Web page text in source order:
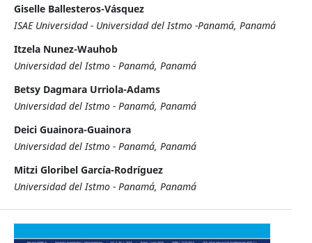
Giselle Ballesteros-Vásquez
ISAE Universidad - Universidad del Istmo -Panamá, Panamá
Itzela Nunez-Wauhob
Universidad del Istmo - Panamá, Panamá
Betsy Dagmara Urriola-Adams
Universidad del Istmo - Panamá, Panamá
Deici Guainora-Guainora
Universidad del Istmo - Panamá, Panamá
Mitzi Gloribel García-Rodríguez
Universidad del Istmo - Panamá, Panamá